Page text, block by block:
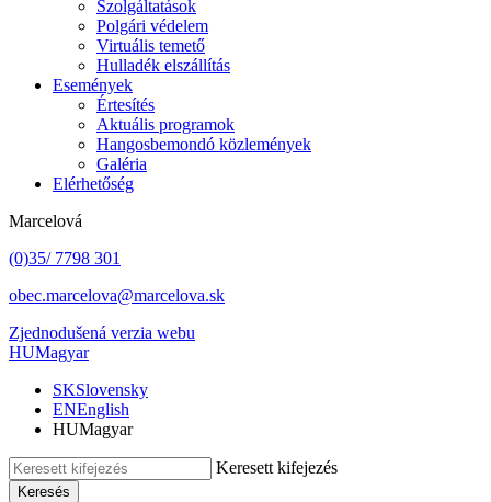
Szolgáltatások
Polgári védelem
Virtuális temető
Hulladék elszállítás
Események
Értesítés
Aktuális programok
Hangosbemondó közlemények
Galéria
Elérhetőség
Marcelová
(0)35/ 7798 301
obec.marcelova@marcelova.sk
Zjednodušená verzia webu
HUMagyar
SKSlovensky
ENEnglish
HUMagyar
Keresett kifejezés
Keresés